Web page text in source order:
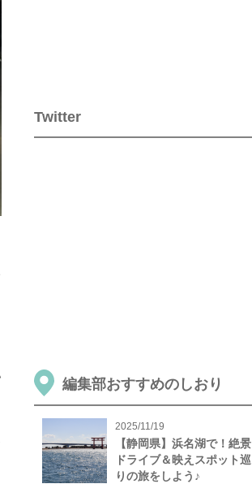
Twitter
編集部おすすめのしおり
2025/11/19
【静岡県】浜名湖で！絶景
ドライブ＆映えスポット巡
りの旅をしよう♪